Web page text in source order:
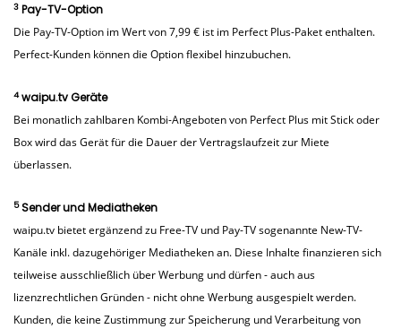
3 Pay-TV-Option
Die Pay-TV-Option im Wert von 7,99 € ist im Perfect Plus-Paket enthalten.
Perfect-Kunden können die Option flexibel hinzubuchen.
4waipu.tv Geräte
Bei monatlich zahlbaren Kombi-Angeboten von Perfect Plus mit Stick oder
Box wird das Gerät für die Dauer der Vertragslaufzeit zur Miete
überlassen.
5Sender und Mediatheken
waipu.tv bietet ergänzend zu Free-TV und Pay-TV sogenannte New-TV-
Kanäle inkl. dazugehöriger Mediatheken an. Diese Inhalte finanzieren sich
teilweise ausschließlich über Werbung und dürfen - auch aus
lizenzrechtlichen Gründen - nicht ohne Werbung ausgespielt werden.
Kunden, die keine Zustimmung zur Speicherung und Verarbeitung von